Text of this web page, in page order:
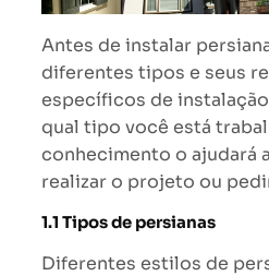
Antes de instalar
diferentes tipos e seus
específicos de
qual tipo você está
conhecimento o ajudará
realizar o projeto ou
1.1 Tipos de persianas
Diferentes estilos de